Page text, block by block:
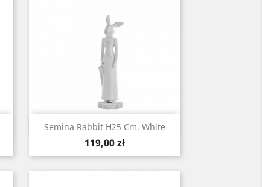
Semina Rabbit H25 Cm. White
Cena
119,00 zł
 Szybki podgląd